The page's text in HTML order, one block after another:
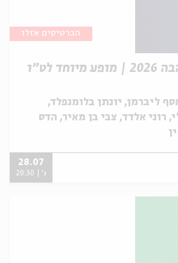
הכרטיסים אזלו
קריסטלים: אהבה 2026 | מופע מיוחד לט״ו
ליברמן, יונתן בלומנפלד,
רוני אלדד, צבי בן מאיר, הדס
28.07
ג' | 20:30